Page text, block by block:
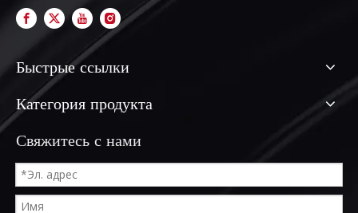
Быстрые ссылки
Категория продукта
Свяжитесь с нами